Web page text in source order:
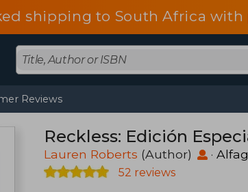
shipping to South Africa
Reviews
Reckless: Edición
Lauren Roberts (Author) ·
52 reviews